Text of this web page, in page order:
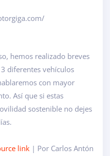
hemos realizado breves
diferentes vehículos
con mayor
Así que si estas
sostenible no dejes
link | Por Carlos Antón